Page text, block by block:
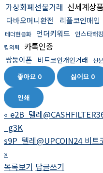
가상화폐선물거래 신세계상
다바오머니환전 리플코인매입
테더현금화
언더키워드 인스타해
킹의뢰
카톡인증
쌍둥이폰 비트코인개인거래 신
좋아요 0 싫어요 0
인쇄
« e2B_텔레
_g3K
s9P_텔레@UPCOIN24 비트
»
목록보기 답글쓰기